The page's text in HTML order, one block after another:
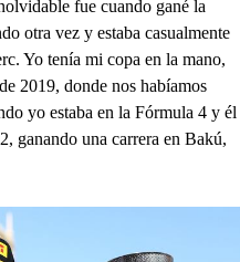
fue cuando gané la
otra vez y estaba casualmente
Yo tenía mi copa en la mano,
2019, donde nos habíamos
yo estaba en la Fórmula 4 y él
ganando una carrera en Bakú,